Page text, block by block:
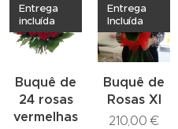
Buquê de
24 rosas
vermelhas
Entrega
incluída
Buquê de
Rosas Xl
Entrega
Incluída
210,00 €